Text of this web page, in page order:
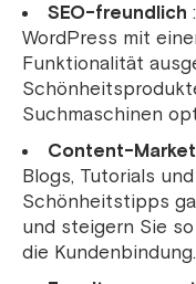
SEO-freundlich
WordPress mit
Funktionalität
Suchmaschinen
Content-
Blogs, Tutorials
Schönheitstipps
und steigern Sie
die Kundenbindung.